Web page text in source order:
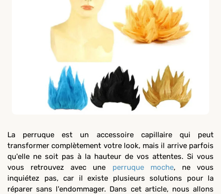
La perruque est un accessoire capillaire qui peut
transformer complètement votre look, mais il arrive parfois
qu'elle ne soit pas à la hauteur de vos attentes. Si vous
vous retrouvez avec une perruque moche, ne vous
inquiétez pas, car il existe plusieurs solutions pour la
réparer sans l'endommager. Dans cet article, nous allons